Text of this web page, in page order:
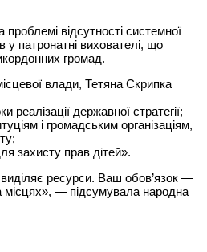
відсутності системної
у патронатні вихователі, що
громад.
влади, Тетяна Скрипка
реалізації державної стратегії;
і громадським організаціям,
захисту прав дітей».
ресурси. Ваш обов’язок —
місцях», — підсумувала народна